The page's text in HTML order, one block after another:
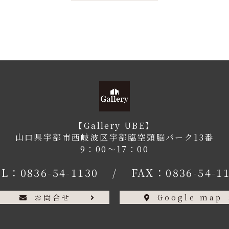
【Gallery UBE】
山口県宇部市西岐波区宇部臨空頭脳パーク13番
9：00〜17：00
： 0836-54-1130 / FAX：0836-54-
お問合せ Google map